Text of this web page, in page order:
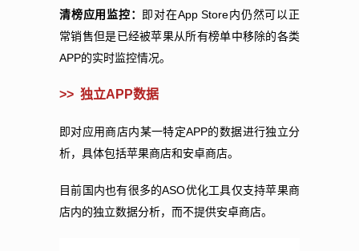
清榜应用监控： 即对在App Store内仍然可以正
常销售但是已经被苹果从所有榜单中移除的各类
APP的实时监控情况。
>> 独立APP数据
即对应用商店内某一特定APP的数据进行独立分
析，具体包括苹果商店和安卓商店。
目前国内也有很多的ASO优化工具仅支持苹果商
店内的独立数据分析，而不提供安卓商店。